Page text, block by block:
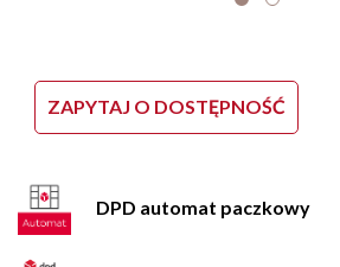
ZAPYTAJ O DOSTĘPNOŚĆ
DPD automat paczkowy